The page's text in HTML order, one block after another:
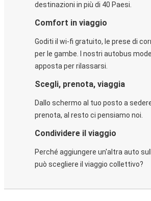
destinazioni in più di 40 Paesi.
Comfort in viaggio
Goditi il wi-fi gratuito, le prese di
per le gambe. I nostri autobus
apposta per rilassarsi.
Scegli, prenota, viaggia
Dallo schermo al tuo posto a
prenota, al resto ci pensiamo noi.
Condividere il viaggio
Perché aggiungere un'altra auto
può scegliere il viaggio collettivo?